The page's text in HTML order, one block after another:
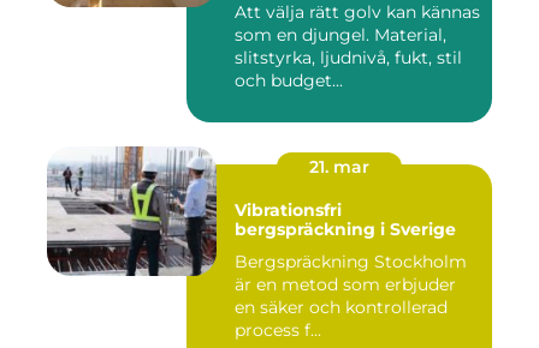
Att välja rätt golv kan kännas
som en djungel. Material,
slitstyrka, ljudnivå, fukt, stil
och budget...
21. mar
Vibrationsfri
bergspräckning i Sverige
Bergspräckning Stockholm
är en metod som erbjuder
en säker och kontrollerad
process f...